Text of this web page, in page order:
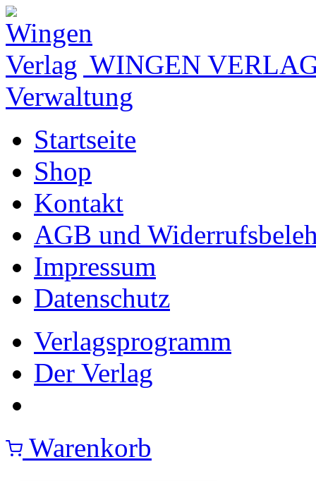
WINGEN
Verwaltung
Startseite
Shop
Kontakt
AGB und
Impressum
Datenschutz
Verlagsprogramm
Der Verlag
Warenkorb